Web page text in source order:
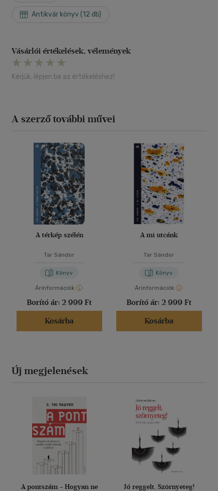
Antikvár könyv (12 db)
Vásárlói értékelések, vélemények
Kérjük, lépjen be az értékeléshez!
A szerző további művei
A térkép szélén
Tar Sándor
Könyv
Árinformációk
Borító ár: 2 999 Ft
Kosárba
A mi utcánk
Tar Sándor
Könyv
Árinformációk
Borító ár: 2 999 Ft
Kosárba
Új megjelenések
A pontszám - Hogyan ne
Jó reggelt, Szörnyeteg!